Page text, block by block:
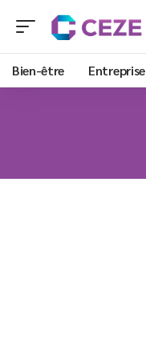
Bien-être Entreprise